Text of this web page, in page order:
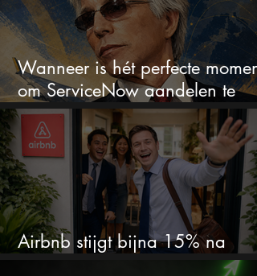
Wanneer is hét perfecte moment
om ServiceNow aandelen te
kopen?
Airbnb stijgt bijna 15% na
cijfers: vooral dit AI-cijfer valt op